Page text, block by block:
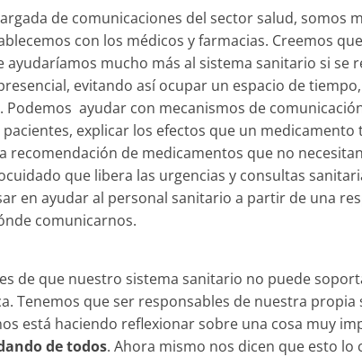
de comunicaciones del sector salud, somos
con los médicos y farmacias. Creemos
ayudaríamos mucho más al sistema sanitario si se
evitando así ocupar un espacio de
Podemos ayudar con mecanismos de
explicar los efectos que un medicamento
recomendación de medicamentos que no
que libera las urgencias y consultas
en ayudar al personal sanitario a partir de una
comunicarnos.
de que nuestro sistema sanitario no puede
Tenemos que ser responsables de nuestra
está haciendo reflexionar sobre una cosa muy
de todos. Ahora mismo nos dicen que esto